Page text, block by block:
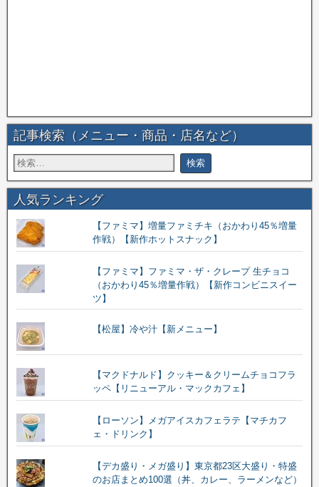
記事検索（メニュー・商品・店名など）
人気ランキング
【ファミマ】増量ファミチキ（おかわり45％増量
作戦）【新作ホットスナック】
【ファミマ】ファミマ・ザ・クレープ 生チョコ
（おかわり45％増量作戦）【新作コンビニスイー
ツ】
【松屋】冷や汁【新メニュー】
【マクドナルド】クッキー＆クリームチョコフラ
ッペ【リニューアル・マックカフェ】
【ローソン】メガアイスカフェラテ【マチカフ
ェ・ドリンク】
【デカ盛り・メガ盛り】東京都23区大盛り・特盛
のお店まとめ100選（丼、カレー、ラーメンなど）